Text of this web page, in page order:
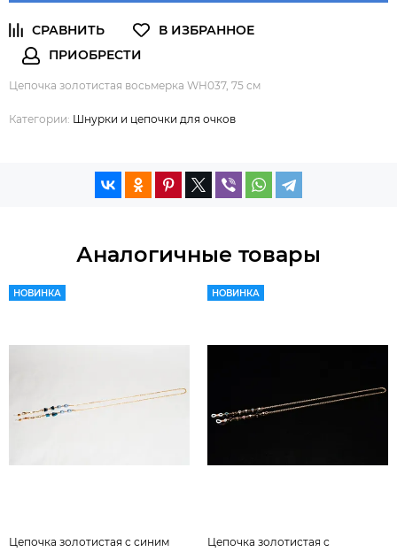
Цепочка золотистая восьмерка WH037, 75 см
Категории: Шнурки и цепочки для очков
Аналогичные товары
НОВИНКА
Цепочка золотистая с синим
НОВИНКА
Цепочка золотистая с